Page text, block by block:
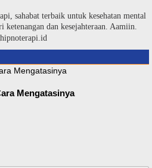
sahabat terbaik untuk kesehatan mental
ketenangan dan kesejahteraan. Aamiin.
Mengatasinya